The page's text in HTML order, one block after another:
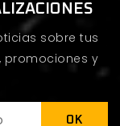
sobre tus
promociones y